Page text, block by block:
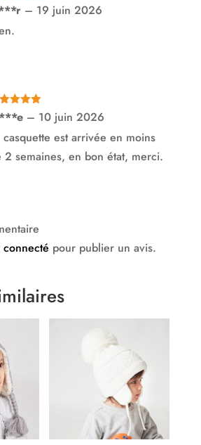
5sur
– 19 juin 2026
5sur
– 10 juin 2026
casquette est arrivée en moins
2 semaines, en bon état, merci.
connecté pour publier un avis.